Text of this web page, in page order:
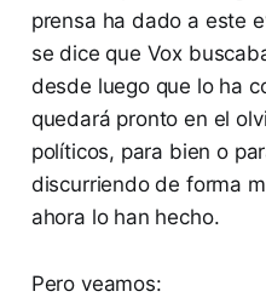
prensa ha dado a este
se dice que Vox
desde luego que lo ha
quedará pronto en el
políticos, para bien o
discurriendo de forma
ahora lo han hecho.
Pero veamos: